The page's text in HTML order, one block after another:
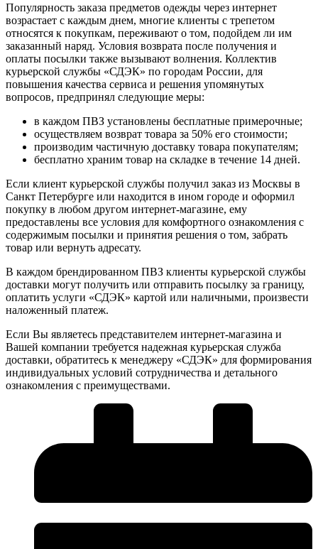
Популярность заказа предметов одежды через интернет
возрастает с каждым днем, многие клиенты с трепетом
относятся к покупкам, переживают о том, подойдем ли им
заказанный наряд. Условия возврата после получения и
оплаты посылки также вызывают волнения. Коллектив
курьерской службы «СДЭК» по городам России, для
повышения качества сервиса и решения упомянутых
вопросов, предпринял следующие меры:
в каждом ПВЗ установлены бесплатные примерочные;
осуществляем возврат товара за 50% его стоимости;
производим частичную доставку товара покупателям;
бесплатно храним товар на складке в течение 14 дней.
Если клиент курьерской службы получил заказ из Москвы в
Санкт Петербурге или находится в ином городе и оформил
покупку в любом другом интернет-магазине, ему
предоставлены все условия для комфортного ознакомления с
содержимым посылки и принятия решения о том, забрать
товар или вернуть адресату.
В каждом брендированном ПВЗ клиенты курьерской службы
доставки могут получить или отправить посылку за границу,
оплатить услуги «СДЭК» картой или наличными, произвести
наложенный платеж.
Если Вы являетесь представителем интернет-магазина и
Вашей компании требуется надежная курьерская служба
доставки, обратитесь к менеджеру «СДЭК» для формирования
индивидуальных условий сотрудничества и детального
ознакомления с преимуществами.